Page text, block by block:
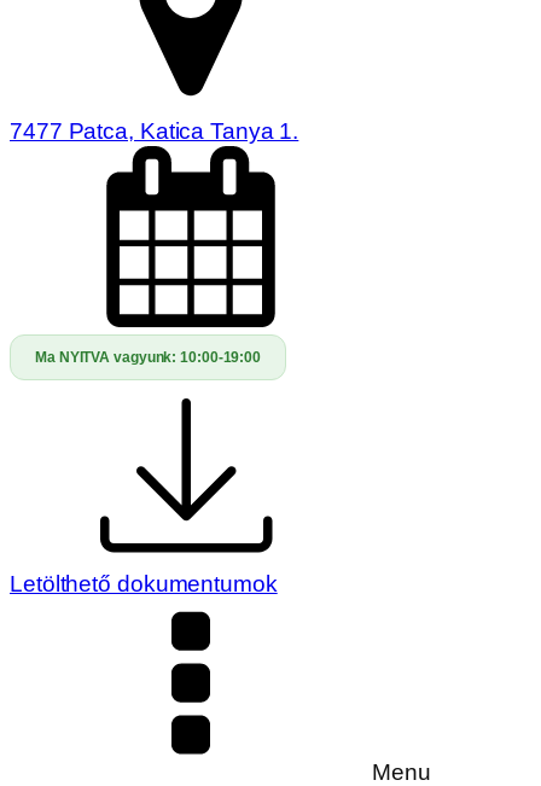
7477 Patca, Katica Tanya 1.
Ma NYITVA vagyunk:10:00-19:00
Letölthető dokumentumok
Menu